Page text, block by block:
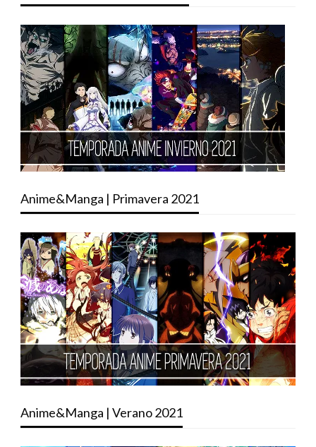
Anime&Manga | Primavera 2021
Anime&Manga | Verano 2021